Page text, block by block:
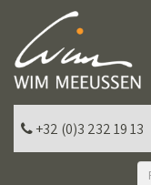
+32 (0)3 232 19 13